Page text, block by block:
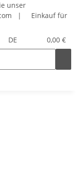
unser
|
Einkauf für
DE
0,00 €